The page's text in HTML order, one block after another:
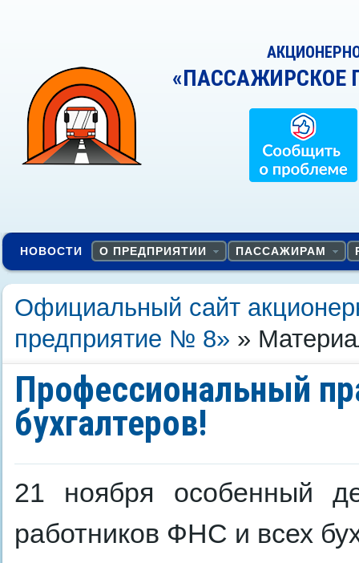
«ПАССАЖИРСКОЕ
НОВОСТИ О ПРЕДПРИЯТИИ ПАССАЖИРАМ
Официальный сайт
предприятие № 8» »
Профессиональный
бухгалтеров!
21 ноября особенный
работников ФНС и всех